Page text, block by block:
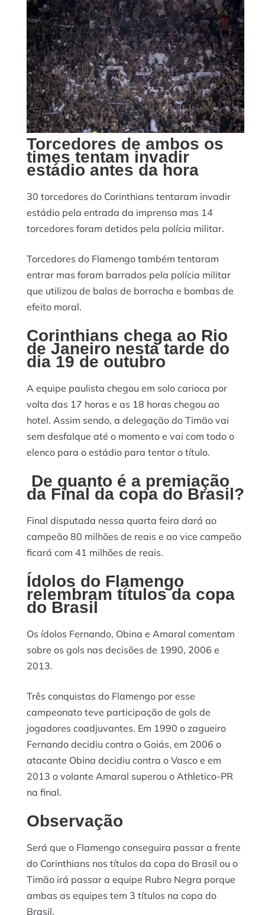
Quando os jogadores das duas equipes entrarem
em campo as 21h36 terá outro show de luzes de
led e queima de fogos de artifício.
Torcida do Flamengo – Foto: Reprodução /
Instagram / @flamengo / @marcelocortes_ / CRF
Torcedores de ambos os
times tentam invadir
estádio antes da hora
30 torcedores do Corinthians tentaram invadir
estádio pela entrada da imprensa mas 14
torcedores foram detidos pela polícia militar.
Torcedores do Flamengo também tentaram
entrar mas foram barrados pela polícia militar
que utilizou de balas de borracha e bombas de
efeito moral.
Corinthians chega ao Rio
de Janeiro nesta tarde do
dia 19 de outubro
A equipe paulista chegou em solo carioca por
volta das 17 horas e as 18 horas chegou ao
hotel. Assim sendo, a delegação do Timão vai
sem desfalque até o momento e vai com todo o
elenco para o estádio para tentar o título.
De quanto é a premiação
da Final da copa do Brasil?
Final disputada nessa quarta feira dará ao
campeão 80 milhões de reais e ao vice campeão
ficará com 41 milhões de reais.
Ídolos do Flamengo
relembram títulos da copa
do Brasil
Os ídolos Fernando, Obina e Amaral comentam
sobre os gols nas decisões de 1990, 2006 e
2013.
Três conquistas do Flamengo por esse
campeonato teve participação de gols de
jogadores coadjuvantes. Em 1990 o zagueiro
Fernando decidiu contra o Goiás, em 2006 o
atacante Obina decidiu contra o Vasco e em
2013 o volante Amaral superou o Athletico-PR
na final.
Observação
Será que o Flamengo conseguira passar a frente
do Corinthians nos títulos da copa do Brasil ou o
Timão irá passar a equipe Rubro Negra porque
ambas as equipes tem 3 títulos na copa do
Brasil.